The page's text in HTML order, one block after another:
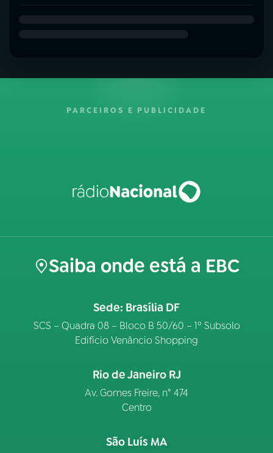
PARCEIROS E PUBLICIDADE
Saiba onde está a EBC
Sede: Brasília DF
SCS – Quadra 08 – Bloco B 50/60 – 1º Subsolo
Edifício Venâncio Shopping
Rio de Janeiro RJ
Av. Gomes Freire, n° 474
Centro
São Luís MA